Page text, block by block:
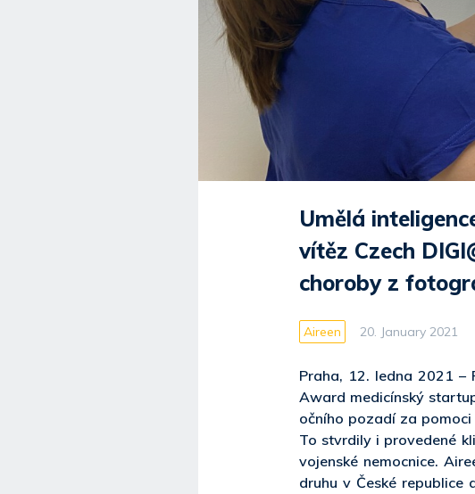
Umělá
vítěz Czech
choroby z
Aireen 20. January 2021
Praha, 12. ledna 2021 –
Award medicínský
očního pozadí za
To stvrdily i provedené
vojenské nemocnice.
druhu v České republice